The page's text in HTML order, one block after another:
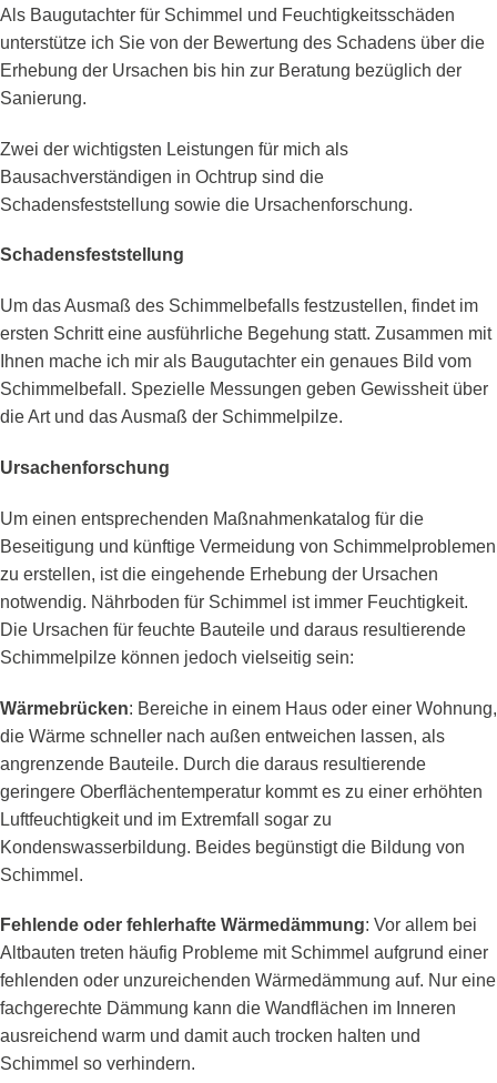
Als Baugutachter für Schimmel und Feuchtigkeitsschäden
unterstütze ich Sie von der Bewertung des Schadens über die
Erhebung der Ursachen bis hin zur Beratung bezüglich der
Sanierung.
Zwei der wichtigsten Leistungen für mich als
Bausachverständigen in Ochtrup sind die
Schadensfeststellung sowie die Ursachenforschung.
Schadensfeststellung
Um das Ausmaß des Schimmelbefalls festzustellen, findet im
ersten Schritt eine ausführliche Begehung statt. Zusammen mit
Ihnen mache ich mir als Baugutachter ein genaues Bild vom
Schimmelbefall. Spezielle Messungen geben Gewissheit über
die Art und das Ausmaß der Schimmelpilze.
Ursachenforschung
Um einen entsprechenden Maßnahmenkatalog für die
Beseitigung und künftige Vermeidung von Schimmelproblemen
zu erstellen, ist die eingehende Erhebung der Ursachen
notwendig. Nährboden für Schimmel ist immer Feuchtigkeit.
Die Ursachen für feuchte Bauteile und daraus resultierende
Schimmelpilze können jedoch vielseitig sein:
Wärmebrücken: Bereiche in einem Haus oder einer Wohnung,
die Wärme schneller nach außen entweichen lassen, als
angrenzende Bauteile. Durch die daraus resultierende
geringere Oberflächentemperatur kommt es zu einer erhöhten
Luftfeuchtigkeit und im Extremfall sogar zu
Kondenswasserbildung. Beides begünstigt die Bildung von
Schimmel.
Fehlende oder fehlerhafte Wärmedämmung: Vor allem bei
Altbauten treten häufig Probleme mit Schimmel aufgrund einer
fehlenden oder unzureichenden Wärmedämmung auf. Nur eine
fachgerechte Dämmung kann die Wandflächen im Inneren
ausreichend warm und damit auch trocken halten und
Schimmel so verhindern.